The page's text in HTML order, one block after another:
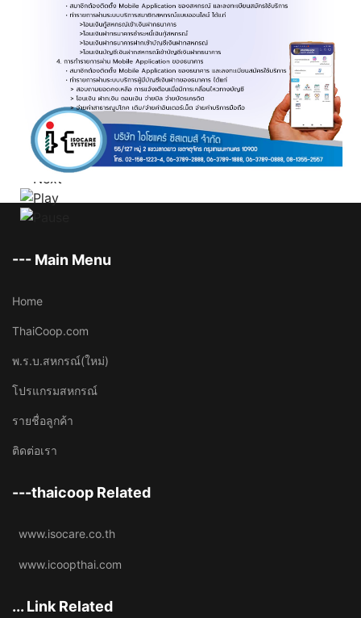
Click ดูรายละเอียด
--- Main Menu
Home
ThaiCoop.com
พ.ร.บ.สหกรณ์(ใหม่)
โปรแกรมสหกรณ์
รายชื่อลูกค้า
ติดต่อเรา
---thaicoop Related
www.isocare.co.th
www.icoopthai.com
... Link Related